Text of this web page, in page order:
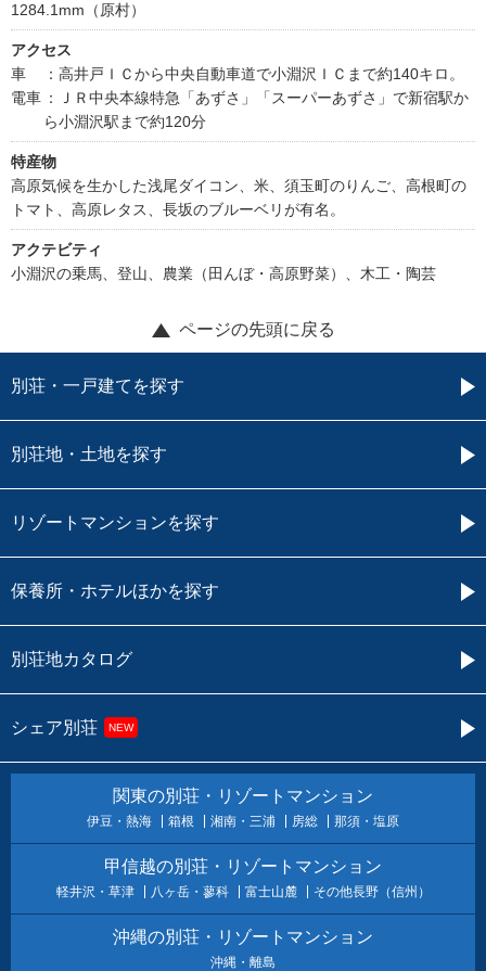
1284.1mm（原村）
アクセス
車
：高井戸ＩＣから中央自動車道で小淵沢ＩＣまで約140キロ。
電車 ：ＪＲ中央本線特急「あずさ」「スーパーあずさ」で新宿駅か
ら小淵沢駅まで約120分
特産物
高原気候を生かした浅尾ダイコン、米、須玉町のりんご、高根町の
トマト、高原レタス、長坂のブルーベリが有名。
アクテビティ
小淵沢の乗馬、登山、農業（田んぼ・高原野菜）、木工・陶芸
ページの先頭に戻る
別荘・一戸建てを探す
別荘地・土地を探す
リゾートマンションを探す
保養所・ホテルほかを探す
別荘地カタログ
シェア別荘 NEW
関東の別荘・リゾートマンション
伊豆・熱海 箱根 湘南・三浦 房総 那須・塩原
甲信越の別荘・リゾートマンション
軽井沢・草津 八ヶ岳・蓼科 富士山麓 その他長野（信州）
沖縄の別荘・リゾートマンション
沖縄・離島